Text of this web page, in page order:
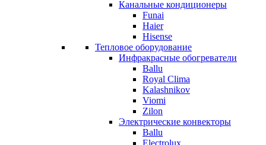
Канальные кондиционеры
Funai
Haier
Hisense
Тепловое оборудование
Инфракрасные обогреватели
Ballu
Royal Clima
Kalashnikov
Viomi
Zilon
Электрические конвекторы
Ballu